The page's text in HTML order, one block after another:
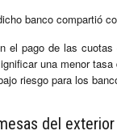
banco compartió
el pago de las
una menor
riesgo para los
del